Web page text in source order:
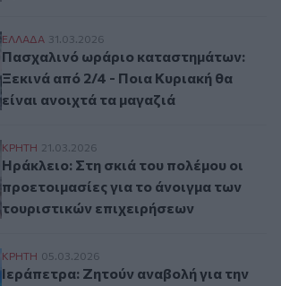
Πασχαλινό ωράριο καταστημάτων:
ΕΛΛAΔΑ 31.03.2026
Πασχαλινό ωράριο καταστημάτων:
Ξεκινά από 2/4 - Ποια Κυριακή θα
είναι ανοιχτά τα μαγαζιά
Ηράκλειο: Στη σκιά του πολέμου οι
ΚΡΗΤΗ 21.03.2026
Ηράκλειο: Στη σκιά του πολέμου οι
προετοιμασίες για το άνοιγμα των
τουριστικών επιχειρήσεων
Ιεράπετρα: Ζητούν αναβολή για την
ΚΡΗΤΗ 05.03.2026
Ιεράπετρα: Ζητούν αναβολή για την